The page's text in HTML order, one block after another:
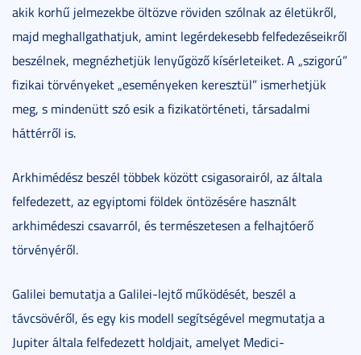
akik korhű jelmezekbe öltözve röviden szólnak az életükről,
majd meghallgathatjuk, amint legérdekesebb felfedezéseikről
beszélnek, megnézhetjük lenyűgöző kísérleteiket. A „szigorú”
fizikai törvényeket „eseményeken keresztül” ismerhetjük
meg, s mindenütt szó esik a fizikatörténeti, társadalmi
háttérről is.
Arkhimédész beszél többek között csigasorairól, az általa
felfedezett, az egyiptomi földek öntözésére használt
arkhimédeszi csavarról, és természetesen a felhajtóerő
törvényéről.
Galilei bemutatja a Galilei-lejtő működését, beszél a
távcsövéről, és egy kis modell segítségével megmutatja a
Jupiter általa felfedezett holdjait, amelyet Medici-